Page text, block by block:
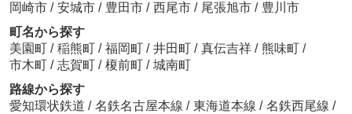
岡崎市 / 安城市 / 豊田市 / 西尾市 / 尾張旭市 / 豊川市
町名から探す
美園町 / 稲熊町 / 福岡町 / 井田町 / 真伝吉祥 / 熊味町 /
市木町 / 志賀町 / 榎前町 / 城南町
路線から探す
愛知環状鉄道 / 名鉄名古屋本線 / 東海道本線 / 名鉄西尾線 /